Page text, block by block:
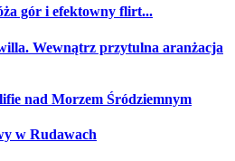
gór i efektowny flirt...
Wewnątrz przytulna aranżacja
nad Morzem Śródziemnym
w Rudawach